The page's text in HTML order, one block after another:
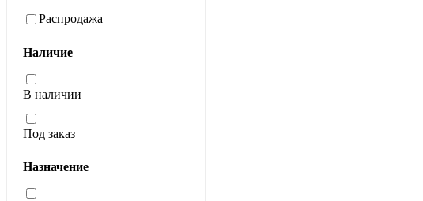
Распродажа
Наличие
В наличии
Под заказ
Назначение